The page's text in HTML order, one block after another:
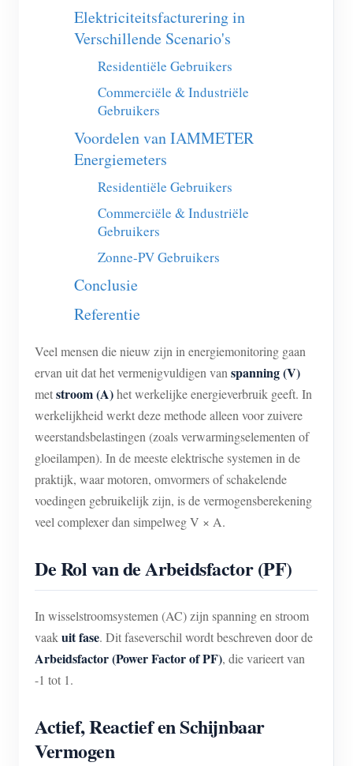
PV-verwarmingsregelsysteem
Domotica
Energiemonitoring voor fabrieken
Bronnen
Product snelstart
Documentatie
Tutorialvideo
FAQ
Nieuws
Blogs
Community
Contributor Center
IAMMETER-activiteiten
Forum
Site verkennen
PV-ranglijst
Contact
Over ons
Elektriciteitsfacturering in
Verschillende Scenario's
Residentiële Gebruikers
Commerciële & Industriële
Gebruikers
Voordelen van IAMMETER
Energiemeters
Residentiële Gebruikers
Commerciële & Industriële
Gebruikers
Zonne-PV Gebruikers
Conclusie
Referentie
Veel mensen die nieuw zijn in energiemonitoring gaan
ervan uit dat het vermenigvuldigen vanspanning (V)
metstroom (A)het werkelijke energieverbruik geeft. In
werkelijkheid werkt deze methode alleen voor zuivere
weerstandsbelastingen (zoals verwarmingselementen of
gloeilampen). In de meeste elektrische systemen in de
praktijk, waar motoren, omvormers of schakelende
voedingen gebruikelijk zijn, is de vermogensberekening
veel complexer dan simpelweg V × A.
De Rol van de Arbeidsfactor (PF)
In wisselstroomsystemen (AC) zijn spanning en stroom
vaakuit fase. Dit faseverschil wordt beschreven door de
Arbeidsfactor (Power Factor of PF), die varieert van
-1 tot 1.
Actief, Reactief en Schijnbaar
Vermogen